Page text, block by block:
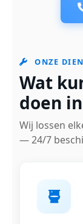
ONZE
Wat
doen
Wij lossen
— 24/7